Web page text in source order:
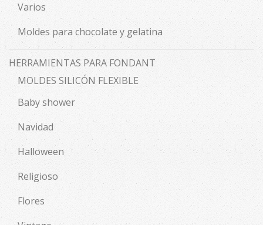
Varios
Moldes para chocolate y gelatina
HERRAMIENTAS PARA FONDANT
MOLDES SILICÓN FLEXIBLE
Baby shower
Navidad
Halloween
Religioso
Flores